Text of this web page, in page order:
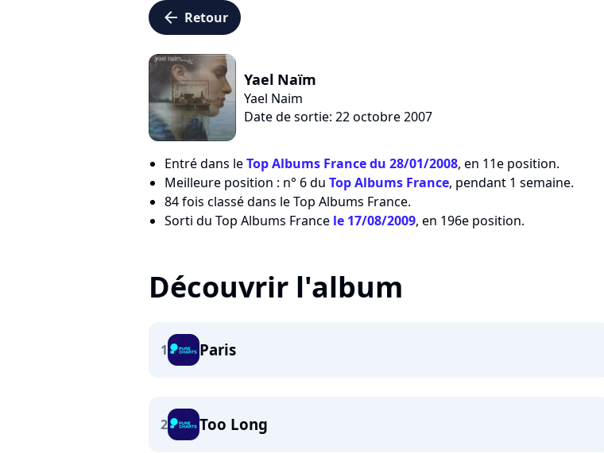
arrow_left Retour
Yael Naïm
Yael Naim
Date de sortie: 22 octobre 2007
Entré dans leTop Albums France du 28/01/2008, en 11e position.
Meilleure position : n° 6 du Top Albums France, pendant 1 semaine.
84 fois classé dans le Top Albums France.
Sorti du Top Albums France le 17/08/2009, en 196e position.
Découvrir l'album
1 Paris
2 Too Long